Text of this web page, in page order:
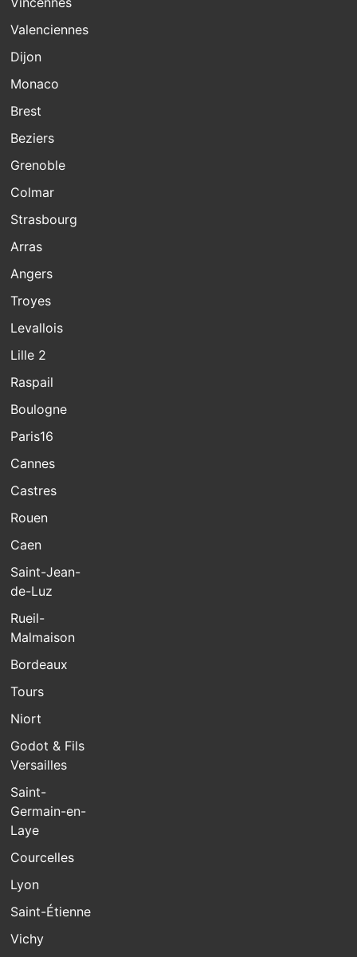
Valenciennes
Dijon
Monaco
Brest
Beziers
Grenoble
Colmar
Strasbourg
Arras
Angers
Troyes
Levallois
Lille 2
Raspail
Boulogne
Paris16
Cannes
Castres
Rouen
Caen
Saint-Jean-
de-Luz
Rueil-
Malmaison
Bordeaux
Tours
Niort
Godot & Fils
Versailles
Saint-
Germain-en-
Laye
Courcelles
Lyon
Saint-Étienne
Vichy